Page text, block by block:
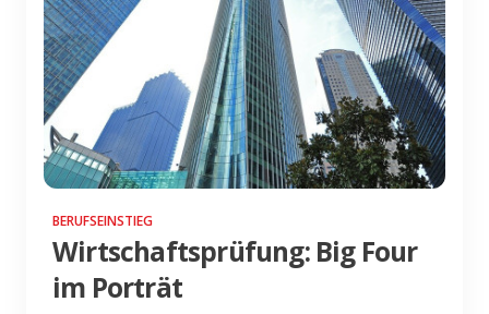
BERUFSEINSTIEG
Wirtschaftsprüfung: Big Four
im Porträt